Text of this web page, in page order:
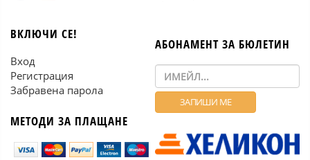
ВКЛЮЧИ СЕ!
Вход
Регистрация
Забравена парола
МЕТОДИ ЗА ПЛАЩАНЕ
АБОНАМЕНТ ЗА БЮЛЕТИН